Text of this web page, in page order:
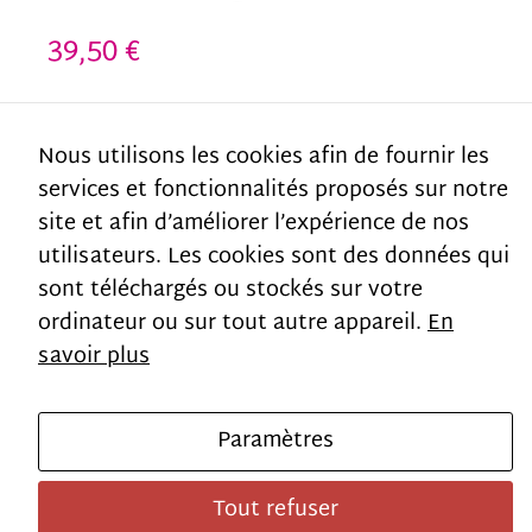
39,50€
SKU:C3.COND.P03.N
Category:ventes-speciales
Additional information
Weight 450 g
Nous utilisons les cookies afin de fournir les
services et fonctionnalités proposés sur notre
site et afin d’améliorer l’expérience de nos
utilisateurs. Les cookies sont des données qui
sont téléchargés ou stockés sur votre
ordinateur ou sur tout autre appareil.En
savoir plus
Paramètres
Tout refuser
used.
Experience
In order for
our website
to perform
possible
during your
visit. If you
refuse these